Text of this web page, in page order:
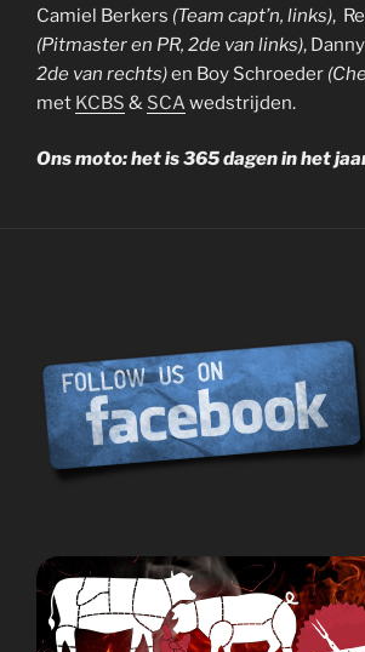
Camiel Berkers (Team capt’n, links),
(Pitmaster en PR, 2de van links),
2de van rechts)en Boy Schroeder
met KCBS & SCA wedstrijden.
Ons moto: het is 365 dagen in het